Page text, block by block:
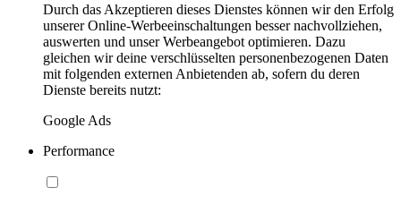
Durch das Akzeptieren dieses Dienstes können wir den Erfolg
unserer Online-Werbeeinschaltungen besser nachvollziehen,
auswerten und unser Werbeangebot optimieren. Dazu
gleichen wir deine verschlüsselten personenbezogenen Daten
mit folgenden externen Anbietenden ab, sofern du deren
Dienste bereits nutzt:
Google Ads
Performance